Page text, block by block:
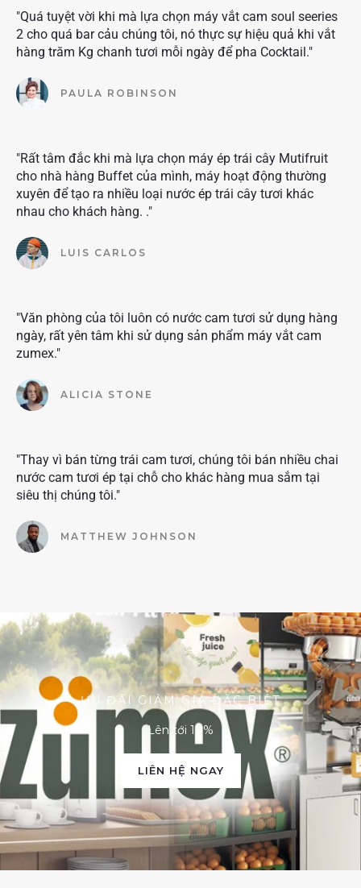
"Quá tuyệt vời khi mà lựa chọn máy vắt cam soul seeries
2 cho quá bar cảu chúng tôi, nó thực sự hiệu quả khi vắt
hàng trăm Kg chanh tươi mỗi ngày để pha Cocktail."
PAULA ROBINSON
"Rất tâm đắc khi mà lựa chọn máy ép trái cây Mutifruit
cho nhà hàng Buffet của mình, máy hoạt động thường
xuyên để tạo ra nhiều loại nước ép trái cây tươi khác
nhau cho khách hàng. ."
LUIS CARLOS
"Văn phòng của tôi luôn có nước cam tươi sử dụng hàng
ngày, rất yên tâm khi sử dụng sản phẩm máy vắt cam
zumex."
ALICIA STONE
"Thay vì bán từng trái cam tươi, chúng tôi bán nhiều chai
nước cam tươi ép tại chỗ cho khác hàng mua sắm tại
siêu thị chúng tôi."
MATTHEW JOHNSON
ƯU ĐÃI GIẢM GIÁ ĐẶC BIỆT
Lên tới 10%
LIÊN HỆ NGAY